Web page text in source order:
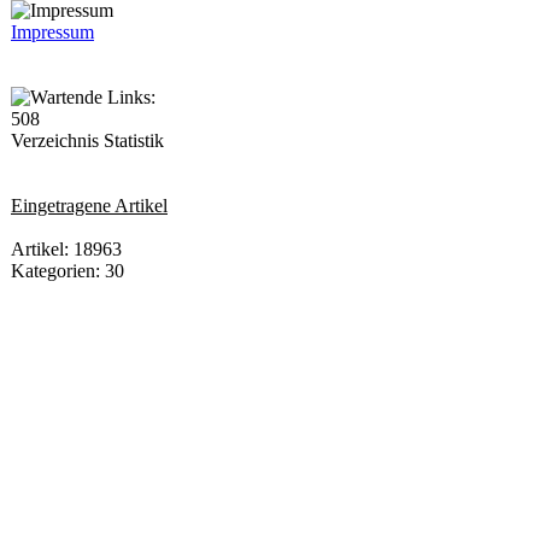
Impressum
Verzeichnis Statistik
Eingetragene Artikel
Artikel: 18963
Kategorien: 30